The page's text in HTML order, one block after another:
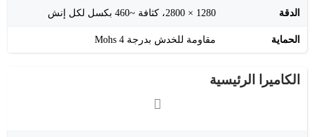
الدقة 1280 × 2800، كثافة ~460 بكسل لكل إنش
الحماية مقاومة للخدش بدرجة Mohs 4
الكاميرا الرئيسية